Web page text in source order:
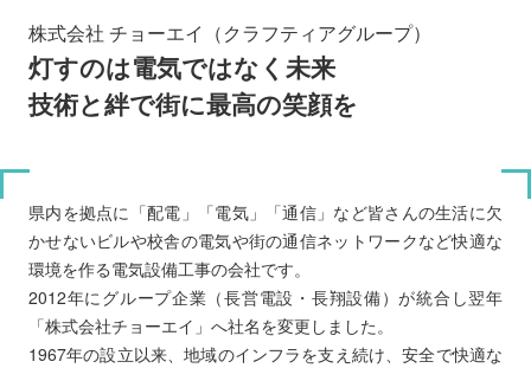
株式会社 チョーエイ（クラフティアグループ）
灯すのは電気ではなく未来
技術と絆で街に最高の笑顔を
県内を拠点に「配電」「電気」「通信」など皆さんの生活に欠
かせないビルや校舎の電気や街の通信ネットワークなど快適な
環境を作る電気設備工事の会社です。
2012年にグループ企業（長営電設・長翔設備）が統合し翌年
「株式会社チョーエイ」へ社名を変更しました。
1967年の設立以来、地域のインフラを支え続け、安全で快適な